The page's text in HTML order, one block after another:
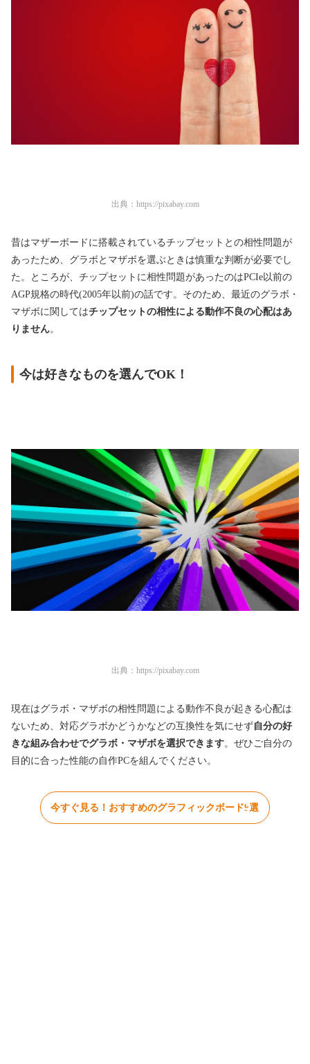
出典： https://pixabay.com
昔はマザーボードに搭載されているチップセットとの相性問題が
あったため、グラボとマザボを選ぶときは慎重な判断が必要でし
た。ところが、チップセットに相性問題があったのはPCIe以前の
AGP規格の時代(2005年以前)の話です。 そのため、最近のグラボ・
マザボに関してはチップセットの相性による動作不良の心配はあ
りません。
今は好きなものを選んでOK！
出典： https://pixabay.com
現在はグラボ・マザボの相性問題による動作不良が起きる心配は
ないため、対応グラボかどうかなどの互換性を気にせず自分の好
きな組み合わせでグラボ・マザボを選択できます。ぜひご自分の
目的に合った性能の自作PCを組んでください。
今すぐ見る！おすすめのグラフィックボード9選